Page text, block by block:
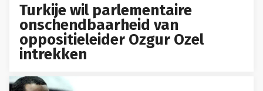
Turkije wil parlementaire
onschendbaarheid van
oppositieleider Ozgur Ozel
intrekken